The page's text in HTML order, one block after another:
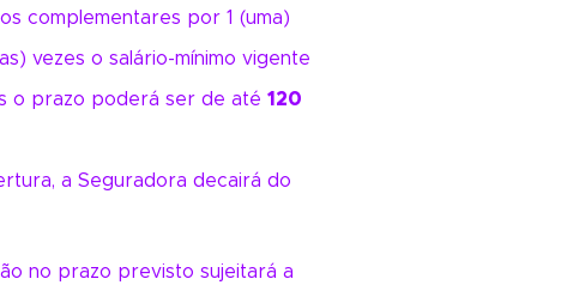
complementares por 1 (uma)
vezes o salário-mínimo vigente
o prazo poderá ser de até 120
a Seguradora decairá do
no prazo previsto sujeitará a